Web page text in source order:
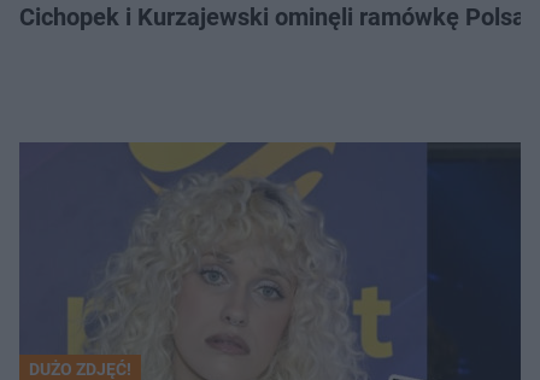
Cichopek i Kurzajewski ominęli ramówkę
DUŻO ZDJĘĆ!